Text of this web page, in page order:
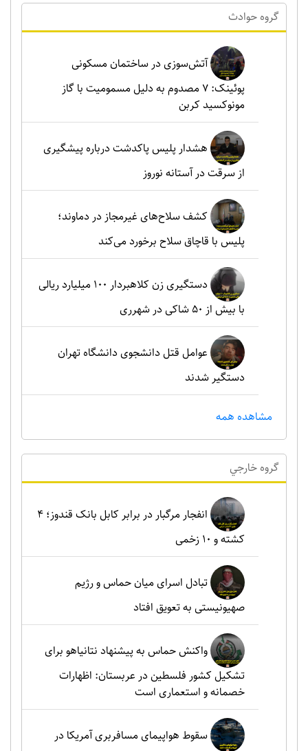
گروه حوادث
آتش‌سوزی در ساختمان مسکونی
پوئینک: 7 مصدوم به دلیل مسمومیت با گاز
مونوکسید کربن
هشدار پلیس پاکدشت درباره پیشگیری
از سرقت در آستانه نوروز
کشف سلاح‌های غیرمجاز در دماوند؛
پلیس با قاچاق سلاح برخورد می‌کند
دستگیری زن کلاهبردار ۱۰۰ میلیارد ریالی
با بیش از ۵۰ شاکی در شهرری
عوامل قتل دانشجوی دانشگاه تهران
دستگیر شدند
مشاهده همه
گروه خارجي
انفجار مرگبار در برابر کابل بانک قندوز؛ ۴
کشته و ۱۰ زخمی
تبادل اسرای میان حماس و رژیم
صهیونیستی به تعویق افتاد
واکنش حماس به پیشنهاد نتانیاهو برای
تشکیل کشور فلسطین در عربستان: اظهارات
خصمانه و استعماری است
سقوط هواپیمای مسافربری آمریکا در